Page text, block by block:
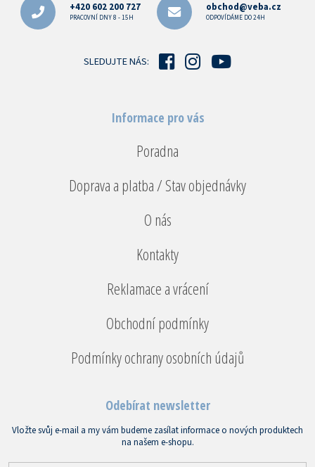
+420 602 200 727
PRACOVNÍ DNY 8 - 15H
obchod@veba.cz
ODPOVÍDÁME DO 24H
SLEDUJTE NÁS:
Informace pro vás
Poradna
Doprava a platba / Stav objednávky
O nás
Kontakty
Reklamace a vrácení
Obchodní podmínky
Podmínky ochrany osobních údajů
Odebírat newsletter
Vložte svůj e-mail a my vám budeme zasílat informace o nových produktech
na našem e-shopu.